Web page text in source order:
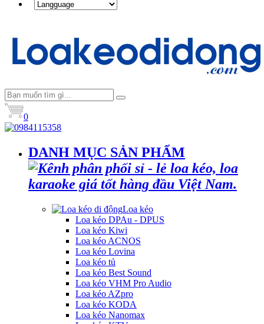
0
DANH MỤC SẢN PHẨM
Loa kéo
Loa kéo DPAu - DPUS
Loa kéo Kiwi
Loa kéo ACNOS
Loa kéo Lovina
Loa kéo tủ
Loa kéo Best Sound
Loa kéo VHM Pro Audio
Loa kéo AZpro
Loa kéo KODA
Loa kéo Nanomax